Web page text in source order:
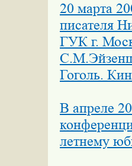
20 марта
писателя
ГУК г.
Гоголь.
В апреле
летнему